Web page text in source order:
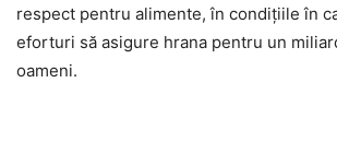
respect pentru alimente, în condițiile în
eforturi să asigure hrana pentru un
oameni.